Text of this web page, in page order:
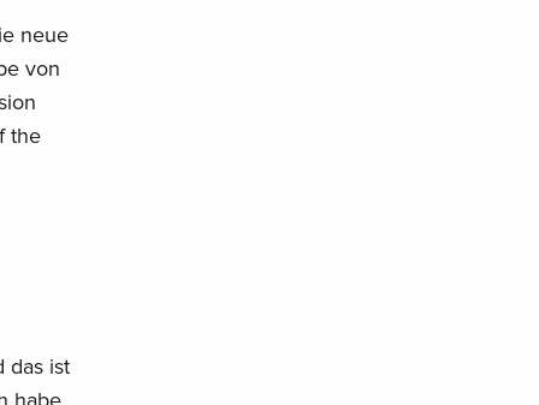
Englisch · UK Version
2 Blu-rays
Englisch · UK Version
Englisch · US Version
neue
von
the
das ist